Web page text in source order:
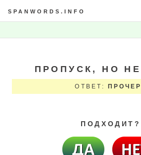
SPANWORDS.INFO
ПРОПУСК, НО
ОТВЕТ:
ПОДХОДИТ?